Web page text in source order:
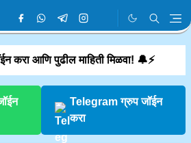
करा आणि पुढील माहिती मिळवा! 🔔⚡
Telegram ग्रुप जॉईन
करा